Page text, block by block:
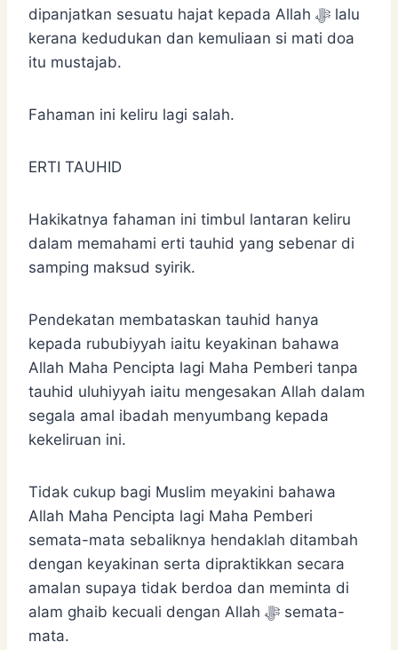
dipanjatkan sesuatu hajat kepada Allah ﷻ lalu
kerana kedudukan dan kemuliaan si mati doa
itu mustajab.
Fahaman ini keliru lagi salah.
ERTI TAUHID
Hakikatnya fahaman ini timbul lantaran keliru
dalam memahami erti tauhid yang sebenar di
samping maksud syirik.
Pendekatan membataskan tauhid hanya
kepada rububiyyah iaitu keyakinan bahawa
Allah Maha Pencipta lagi Maha Pemberi tanpa
tauhid uluhiyyah iaitu mengesakan Allah dalam
segala amal ibadah menyumbang kepada
kekeliruan ini.
Tidak cukup bagi Muslim meyakini bahawa
Allah Maha Pencipta lagi Maha Pemberi
semata-mata sebaliknya hendaklah ditambah
dengan keyakinan serta dipraktikkan secara
amalan supaya tidak berdoa dan meminta di
alam ghaib kecuali dengan Allah ﷻ semata-
mata.